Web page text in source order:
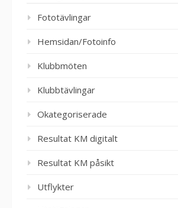
Fototävlingar
Hemsidan/Fotoinfo
Klubbmöten
Klubbtävlingar
Okategoriserade
Resultat KM digitalt
Resultat KM påsikt
Utflykter